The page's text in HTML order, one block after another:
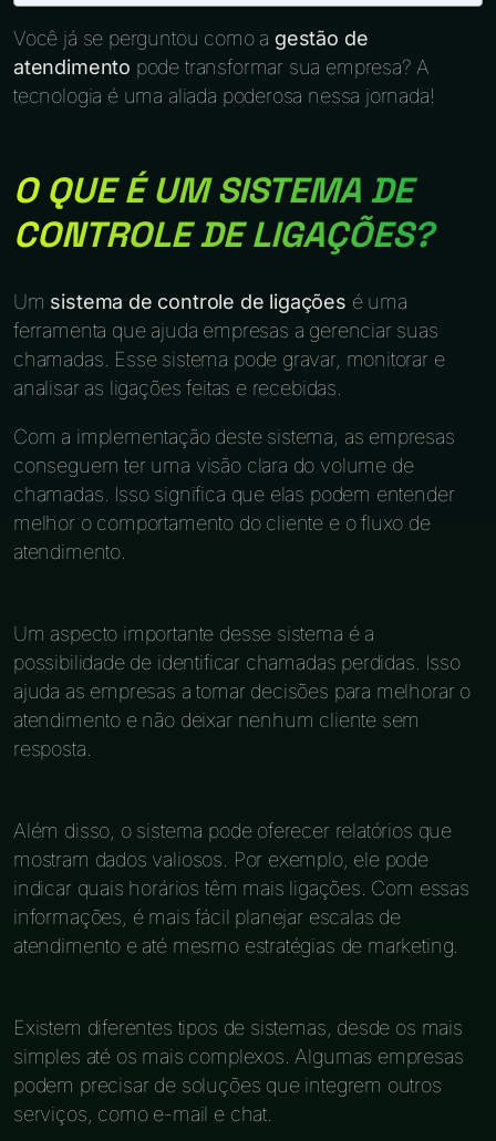
Você já se perguntou como a gestão de
atendimento pode transformar sua empresa? A
tecnologia é uma aliada poderosa nessa jornada!
O QUE É UM SISTEMA DE
CONTROLE DE LIGAÇÕES?
Um sistema de controle de ligações é uma
ferramenta que ajuda empresas a gerenciar suas
chamadas. Esse sistema pode gravar, monitorar e
analisar as ligações feitas e recebidas.
Com a implementação deste sistema, as empresas
conseguem ter uma visão clara do volume de
chamadas. Isso significa que elas podem entender
melhor o comportamento do cliente e o fluxo de
atendimento.
Um aspecto importante desse sistema é a
possibilidade de identificar chamadas perdidas. Isso
ajuda as empresas a tomar decisões para melhorar o
atendimento e não deixar nenhum cliente sem
resposta.
Além disso, o sistema pode oferecer relatórios que
mostram dados valiosos. Por exemplo, ele pode
indicar quais horários têm mais ligações. Com essas
informações, é mais fácil planejar escalas de
atendimento e até mesmo estratégias de marketing.
Existem diferentes tipos de sistemas, desde os mais
simples até os mais complexos. Algumas empresas
podem precisar de soluções que integrem outros
serviços, como e-mail e chat.